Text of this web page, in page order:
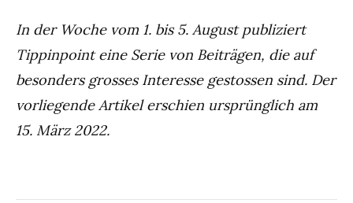
In der Woche vom 1. bis 5. August publiziert
Tippinpoint eine Serie von Beiträgen, die auf
besonders grosses Interesse gestossen sind. Der
vorliegende Artikel erschien ursprünglich am
15. März 2022.